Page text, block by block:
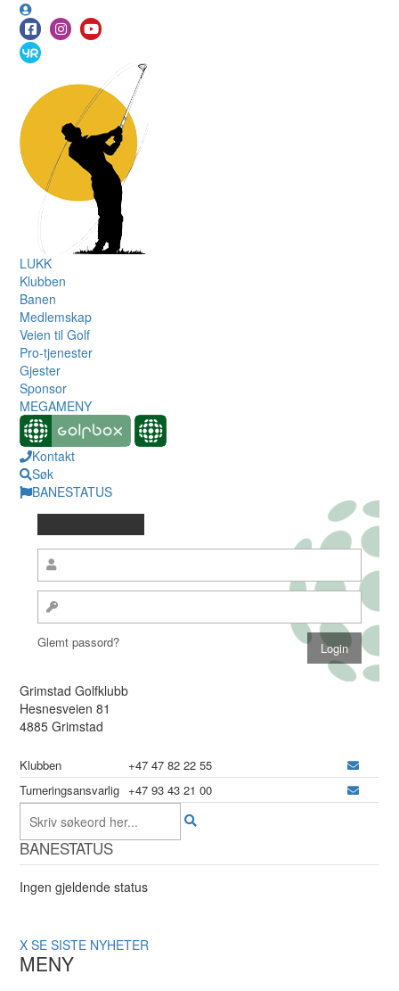
LUKK
Klubben
Banen
Medlemskap
Veien til Golf
Pro-tjenester
Gjester
Sponsor
MEGAMENY
Kontakt
Søk
BANESTATUS
Glemt passord?
Grimstad Golfklubb
Hesnesveien 81
4885 Grimstad
Klubben
+47 47 82 22 55
Turneringsansvarlig +47 93 43 21 00
BANESTATUS
Ingen gjeldende status
X SE SISTE NYHETER
MENY